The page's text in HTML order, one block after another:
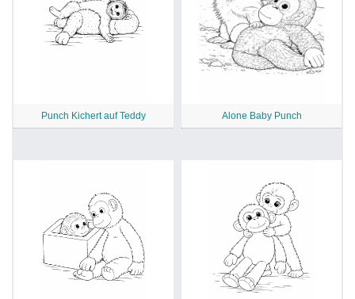
Punch Kichert auf Teddy Alone Baby Punch